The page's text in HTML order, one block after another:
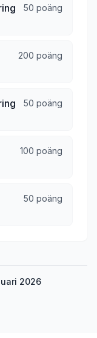
50 poäng
200 poäng
50 poäng
100 poäng
50 poäng
2026